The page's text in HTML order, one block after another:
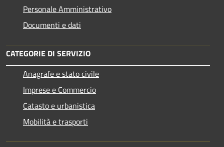
Personale Amministrativo
Documenti e dati
CATEGORIE DI SERVIZIO
Anagrafe e stato civile
Imprese e Commercio
Catasto e urbanistica
Mobilità e trasporti